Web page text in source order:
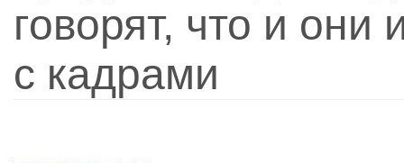
говорят, что и
с кадрами